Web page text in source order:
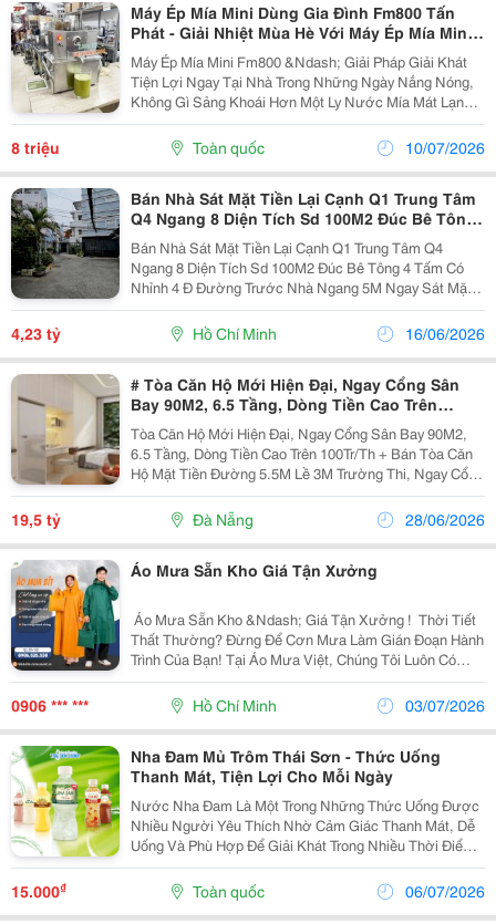
Máy Ép Mía Mini Dùng Gia Đình Fm800 Tấn
Phát - Giải Nhiệt Mùa Hè Với Máy Ép Mía Mini
Nhỏ Gọn
Máy Ép Mía Mini Fm800 &Ndash; Giải Pháp Giải Khát
Tiện Lợi Ngay Tại Nhà Trong Những Ngày Nắng Nóng,
Không Gì Sảng Khoái Hơn Một Ly Nước Mía Mát Lạnh,
Thơm Ngọt Tự Nhiên. Giờ Đây, Bạn Không Cần Phải Ra
Quán Để Thưởng Thức Món Đồ Uống Này Nữa, Vì Đã...
8 triệu Toàn quốc 10/07/2026
Bán Nhà Sát Mặt Tiền Lại Cạnh Q1 Trung Tâm
Q4 Ngang 8 Diện Tích Sd 100M2 Đúc Bê Tông
4 Tấm Có Nhỉnh 4 Đ
Bán Nhà Sát Mặt Tiền Lại Cạnh Q1 Trung Tâm Q4
Ngang 8 Diện Tích Sd 100M2 Đúc Bê Tông 4 Tấm Có
Nhỉnh 4 Đ Đường Trước Nhà Ngang 5M Ngay Sát Mặt
Tiền Clip Nhà : Https://Vt.tiktok.com/Zsxgk3441/
Https://Youtube.com/Shorts/Whzukxmzwns?
Si=N_Uiz...
4,23 tỷ Hồ Chí Minh 16/06/2026
# Tòa Căn Hộ Mới Hiện Đại, Ngay Cổng Sân
Bay 90M2, 6.5 Tầng, Dòng Tiền Cao Trên
100Tr/Th
Tòa Căn Hộ Mới Hiện Đại, Ngay Cổng Sân Bay 90M2,
6.5 Tầng, Dòng Tiền Cao Trên 100Tr/Th + Bán Tòa Căn
Hộ Mặt Tiền Đường 5.5M Lề 3M Trường Thi, Ngay Cổng
Sân Bay Quốc Tế, Tiện Lợi, Tiện Ích, Khách Thuê Kín
Phòng. + Dt 90M2, 5X18M, 6 Tầng 1 Tum, Thiết...
19,5 tỷ Đà Nẵng 28/06/2026
Áo Mưa Sẵn Kho Giá Tận Xưởng
️ Áo Mưa Sẵn Kho &Ndash; Giá Tận Xưởng ! ️ Thời Tiết
Thất Thường? Đừng Để Cơn Mưa Làm Gián Đoạn Hành
Trình Của Bạn! Tại Áo Mưa Việt, Chúng Tôi Luôn Có
Mẫu Áo Mưa Sẵn Kho: Từ Áo Mưa Cánh Dơi, Áo Mưa
Bộ, Đến Các Mẫu Bít Tiện Lợi &Ndash; Đủ Màu, Đủ...
0906 *** *** Hồ Chí Minh 03/07/2026
Nha Đam Mủ Trôm Thái Sơn - Thức Uống
Thanh Mát, Tiện Lợi Cho Mỗi Ngày
Nước Nha Đam Là Một Trong Những Thức Uống Được
Nhiều Người Yêu Thích Nhờ Cảm Giác Thanh Mát, Dễ
Uống Và Phù Hợp Để Giải Khát Trong Nhiều Thời Điểm
Khác Nhau. Cùng Với Nhu Cầu Sử Dụng Ngày Càng
Tăng, Nước Nha Đam Đóng Chai Dần Trở Thành Lựa
Chọn Quen...
15.000₫ Toàn quốc 06/07/2026